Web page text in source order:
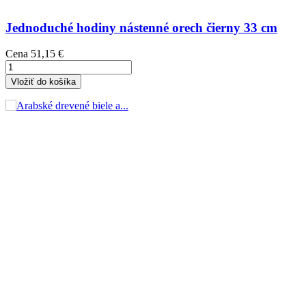
Jednoduché hodiny nástenné orech čierny 33 cm
Cena 51,15 €
Vložiť do košíka